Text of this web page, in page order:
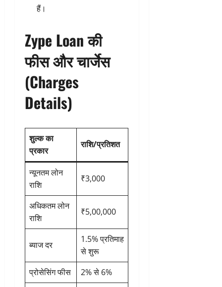
हैं।
Zype Loan की
फीस और चार्जेस
(Charges
Details)
शुल्क का
प्रकार
राशि/प्रतिशत
न्यूनतम लोन
राशि
₹3,000
अधिकतम लोन
राशि
₹5,00,000
ब्याज दर
1.5% प्रतिमाह
से शुरू
प्रोसेसिंग फीस
2% से 6%